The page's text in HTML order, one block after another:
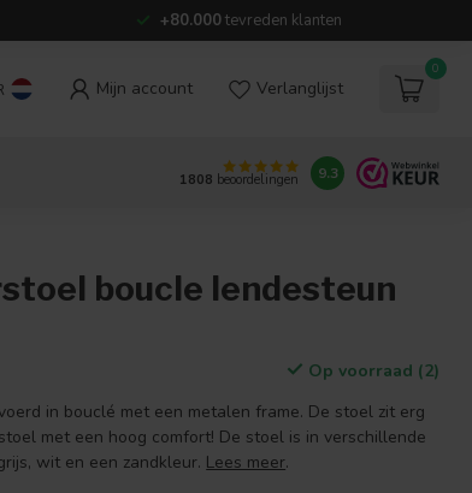
+80.000tevreden klanten
Mijn account Verlanglijst
0
1808 beoordelingen 9.3
boucle lendesteun
Op voorraad (2)
in bouclé met een metalen frame. De stoel zit erg
met een hoog comfort! De stoel is in verschillende
wit en een zandkleur. Lees meer.